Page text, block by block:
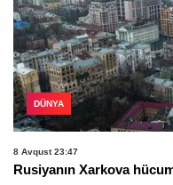
DÜNYA
8 Avqust 23:47
Rusiyanın Xarkova